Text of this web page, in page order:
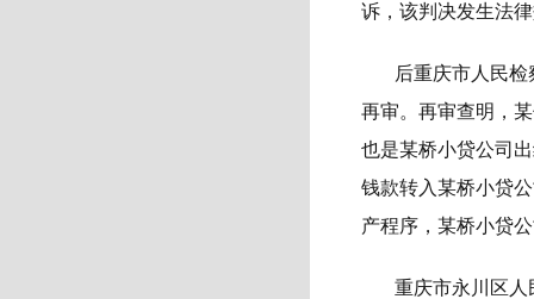
诉，该判决发生法
后重庆市人民
再审。再审查明，
也是某桥小贷公司
钱款转入某桥小贷
产程序，某桥小贷
重庆市永川区人